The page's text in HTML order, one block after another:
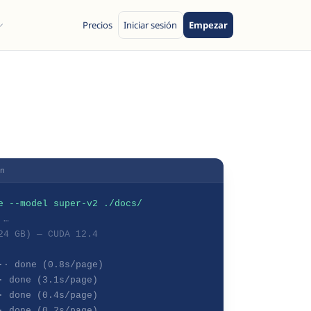
Precios Iniciar sesión Empezar
--model super-v2 ./docs/
…
GB) — CUDA 12.4
done (0.8s/page)
done (3.1s/page)
done (0.4s/page)